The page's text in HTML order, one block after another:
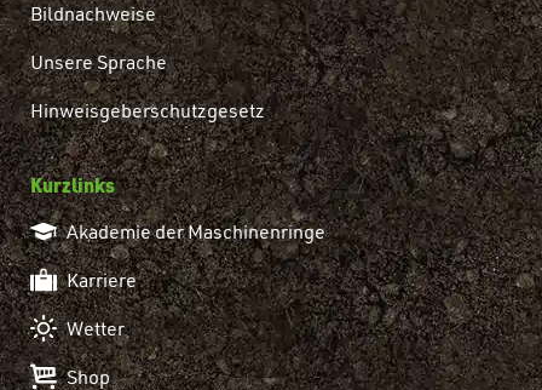
Bildnachweise
Unsere Sprache
Hinweisgeberschutzgesetz
Kurzlinks
Akademie der Maschinenringe
Karriere
Wetter
Shop